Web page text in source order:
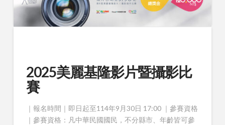
2025美麗基隆影片暨攝影比
賽
｜報名時間｜即日起至114年9月30日 17:00 ｜參賽資格
｜參賽資格：凡中華民國國民，不分縣市、年齡皆可參